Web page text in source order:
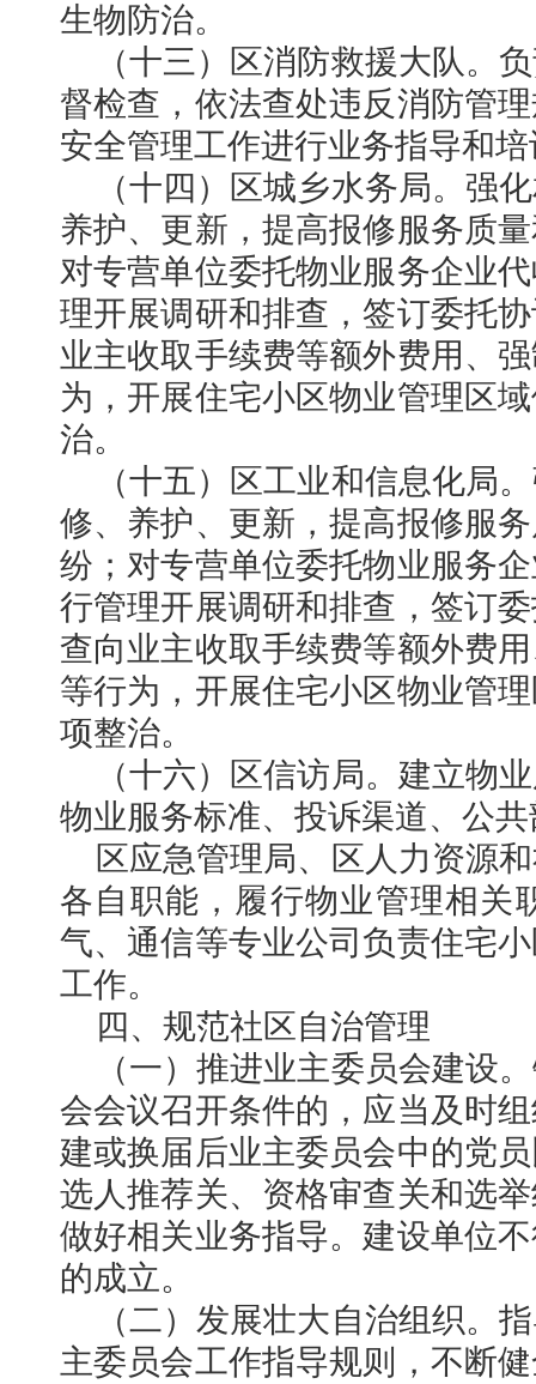
生物防治。
（十三）区消防救援大队。
督检查，依法查处违反消防管
安全管理工作进行业务指导和
（十四）区城乡水务局。强
养护、更新，提高报修服务质
对专营单位委托物业服务企业
理开展调研和排查，签订委托
业主收取手续费等额外费用、
为，开展住宅小区物业管理区
治。
（十五）区工业和信息化局
修、养护、更新，提高报修服
纷；对专营单位委托物业服务
行管理开展调研和排查，签订
查向业主收取手续费等额外费
等行为，开展住宅小区物业管
项整治。
（十六）区信访局。建立物
物业服务标准、投诉渠道、公
区应急管理局、区人力资源
各自职能，履行物业管理相关
气、通信等专业公司负责住宅
工作。
四、规范社区自治管理
（一）推进业主委员会建设
会会议召开条件的，应当及时
建或换届后业主委员会中的党
选人推荐关、资格审查关和选
做好相关业务指导。建设单位
的成立。
（二）发展壮大自治组织。
主委员会工作指导规则，不断